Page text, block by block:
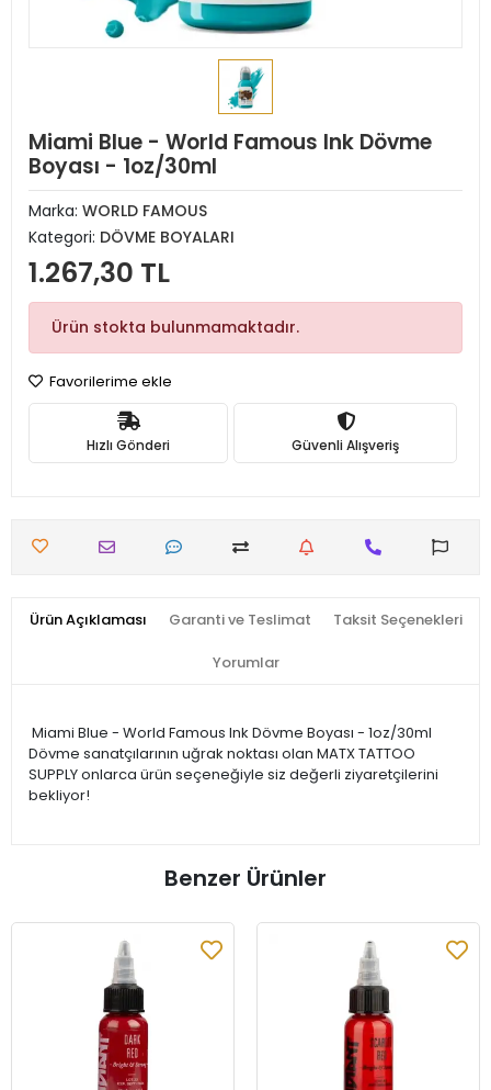
Miami Blue - World Famous Ink Dövme
Boyası - 1oz/30ml
Marka: WORLD FAMOUS
Kategori: DÖVME BOYALARI
1.267,30 TL
Ürün stokta bulunmamaktadır.
Favorilerime ekle
Hızlı Gönderi Güvenli Alışveriş
Ürün Açıklaması Garanti ve Teslimat Taksit Seçenekleri
Yorumlar
Miami Blue - World Famous Ink Dövme Boyası - 1oz/30ml
Dövme sanatçılarının uğrak noktası olan MATX TATTOO
SUPPLY onlarca ürün seçeneğiyle siz değerli ziyaretçilerini
bekliyor!
Benzer Ürünler